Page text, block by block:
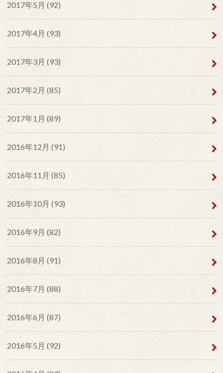
2017年5月 (92)
2017年4月 (93)
2017年3月 (93)
2017年2月 (85)
2017年1月 (89)
2016年12月 (91)
2016年11月 (85)
2016年10月 (93)
2016年9月 (82)
2016年8月 (91)
2016年7月 (88)
2016年6月 (87)
2016年5月 (92)